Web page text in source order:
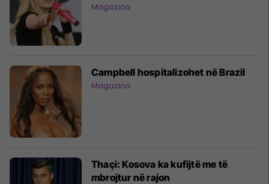
Magazina
Campbell hospitalizohet në Brazil
Magazina
Thaçi: Kosova ka kufijtë me të
mbrojtur në rajon